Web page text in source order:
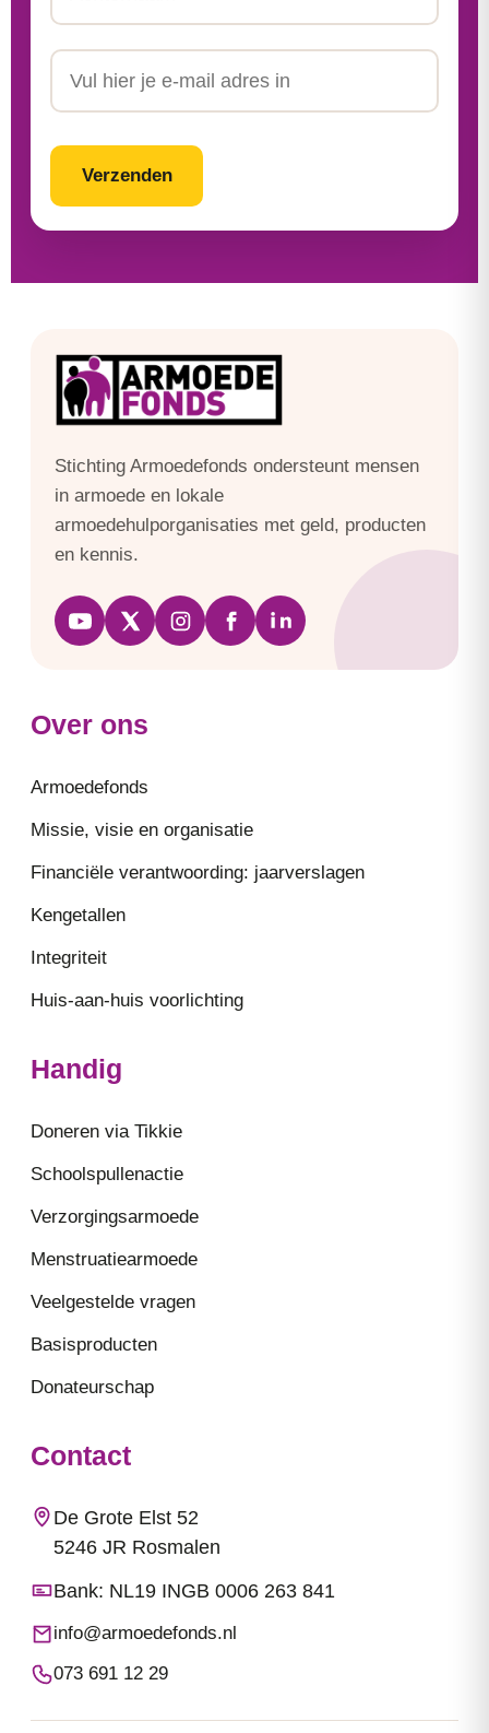
Achternaam
CAPTCHA
Stichting Armoedefonds ondersteunt mensen
in armoede en lokale
armoedehulporganisaties met geld, producten
en kennis.
Over ons
Armoedefonds
Missie, visie en organisatie
Financiële verantwoording: jaarverslagen
Kengetallen
Integriteit
Huis-aan-huis voorlichting
Handig
Doneren via Tikkie
Schoolspullenactie
Verzorgingsarmoede
Menstruatiearmoede
Veelgestelde vragen
Basisproducten
Donateurschap
Contact
De Grote Elst 52
5246 JR Rosmalen
Bank: NL19 INGB 0006 263 841
info@armoedefonds.nl
073 691 12 29